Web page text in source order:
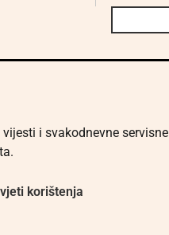
i svakodnevne servisne
korištenja